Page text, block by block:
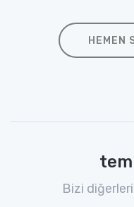
HEMEN
Bizi